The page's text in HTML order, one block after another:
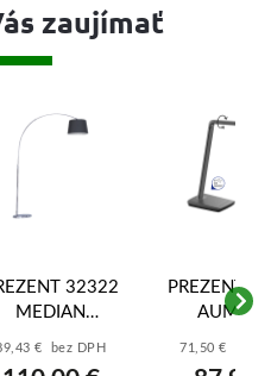
zaujímať
32322
MEDIAN
1xE27/40W,
€ bez DPH
PREZENT
AUMERA
71,50 € bez